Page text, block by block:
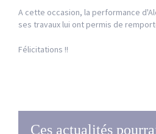
A cette occasion, la performance
ses travaux lui ont permis de
Félicitations !!
Ces actualités